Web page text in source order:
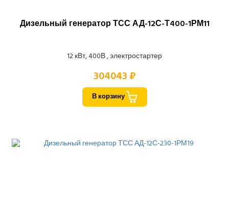
Дизельный генератор ТСС АД-12С-Т400-1РМ11
12 кВт, 400В , электростартер
304043 ₽
В корзину